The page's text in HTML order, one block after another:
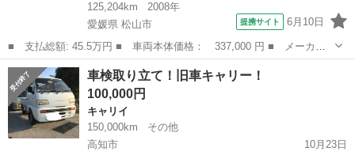
125,204km
2008年
愛媛県 松山市
提携サイト 6月10日
■ 支払総額: 45.5万円 ■ 車両本体価格： 337,000 円 ■ メーカー
名： スズキ ■ 車種名： キャリイトラック ■ グレード名： ４
ＷＤ ＫＣ ■ 排気量： 660cc ■ ドア枚数： 2D ■ ミッション...
愛媛 松山市 キャリイ
車検取り立て！旧車キャリー！
100,000円
キャリイ
150,000km
その他
高知市
10月23日